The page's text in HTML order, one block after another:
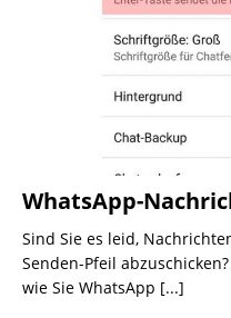
WhatsApp-
Sind Sie es leid,
Senden-Pfeil
wie Sie WhatsApp [...]